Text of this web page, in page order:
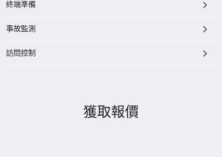
終端準備
事故監測
訪問控制
獲取報價